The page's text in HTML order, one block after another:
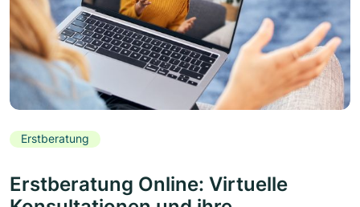
Erstberatung
Erstberatung Online: Virtuelle